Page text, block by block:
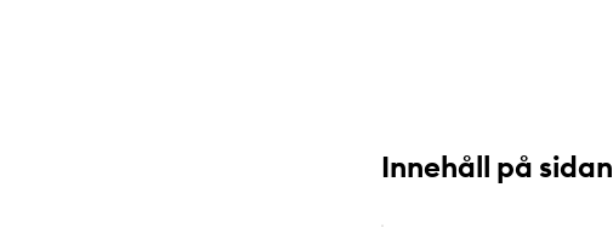
Innehåll på sidan